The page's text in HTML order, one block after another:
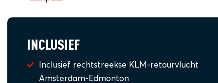
INCLUSIEF
Inclusief rechtstreekse KLM-retourvlucht
Amsterdam-Edmonton